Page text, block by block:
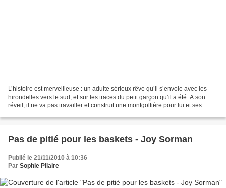
L’histoire est merveilleuse : un adulte sérieux rêve qu’il s’envole avec les
hirondelles vers le sud, et sur les traces du petit garçon qu’il a été. A son
réveil, il ne va pas travailler et construit une montgolfière pour lui et ses
Pas de pitié pour les baskets - Joy Sorman
Publié le 21/11/2010 à 10:36
Par Sophie Pilaire